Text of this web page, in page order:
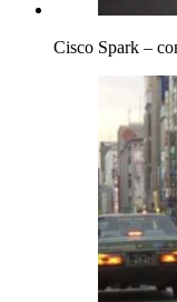
Cisco Spark –